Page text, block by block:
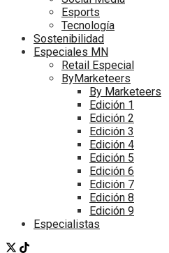
Esports
Tecnología
Sostenibilidad
Especiales MN
Retail Especial
ByMarketeers
By Marketeers
Edición 1
Edición 2
Edición 3
Edición 4
Edición 5
Edición 6
Edición 7
Edición 8
Edición 9
Especialistas